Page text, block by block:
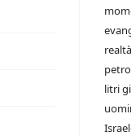
litri